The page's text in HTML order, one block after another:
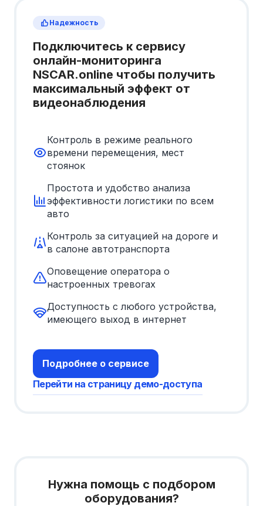
Надежность
Подключитесь к сервису
онлайн-мониторинга
NSCAR.online чтобы получить
максимальный эффект от
видеонаблюдения
Контроль в режиме реального
времени перемещения, мест
стоянок
Простота и удобство анализа
эффективности логистики по всем
авто
Контроль за ситуацией на дороге и
в салоне автотранспорта
Оповещение оператора о
настроенных тревогах
Доступность с любого устройства,
имеющего выход в интернет
Подробнее о сервисе
Перейти на страницу демо-доступа
Нужна помощь с подбором
оборудования?